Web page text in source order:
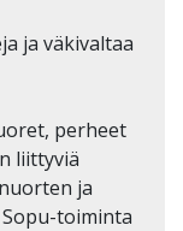
ja väkivaltaa
perheet
liittyviä
ja
toiminta